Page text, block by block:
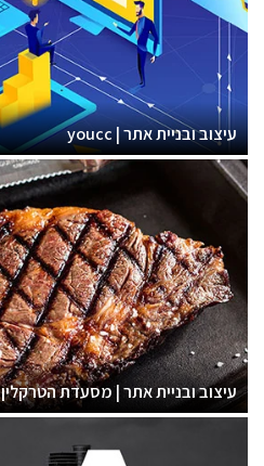
עיצוב ובניית אתר | youcc
עיצוב ובניית אתר | מסעדת הטרקלין